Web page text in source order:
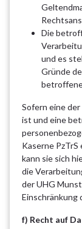
Die
und es
Gründe
Sofern eine
ist und eine
Kaserne PzTrS
kann sie sich
die
der UHG
Einschränkung
f) Recht auf